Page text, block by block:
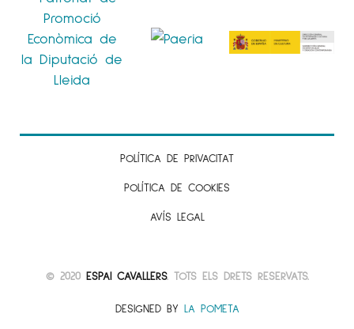
POLÍTICA DE PRIVACITAT
POLÍTICA DE COOKIES
AVÍS LEGAL
© 2020 ESPAI CAVALLERS. TOTS ELS DRETS RESERVATS.
DESIGNED BY LA POMETA